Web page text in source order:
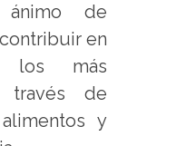
ánimo de
en
más
través de
y